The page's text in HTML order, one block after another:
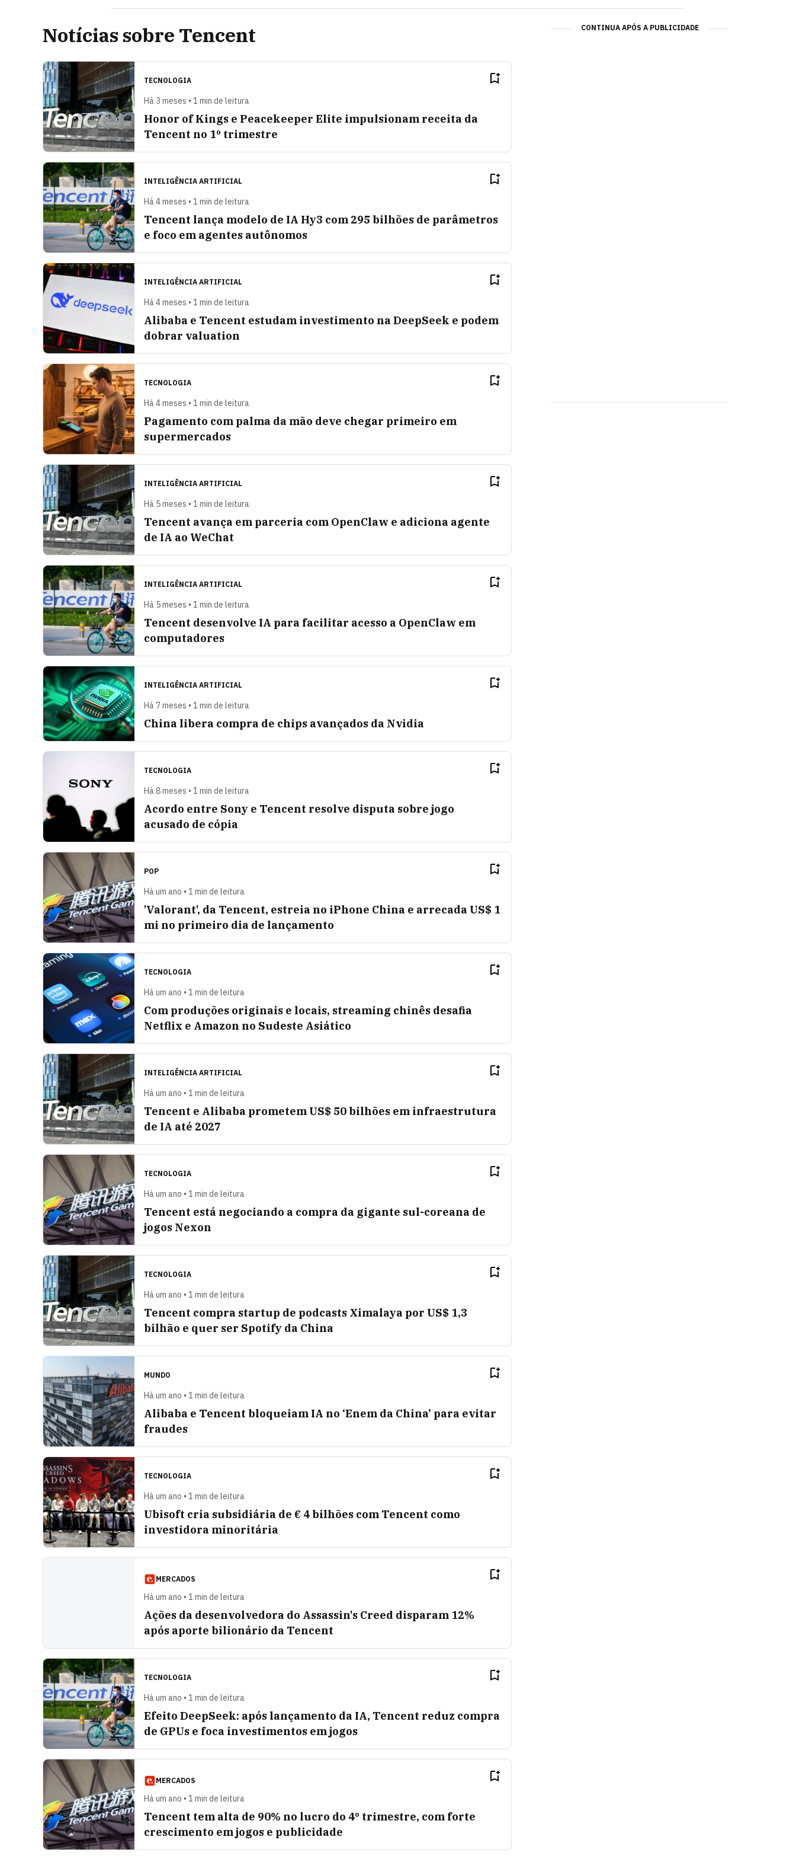
Notícias sobre Tencent
TECNOLOGIA
Há 3 meses • 1 min de leitura
Honor of Kings e Peacekeeper Elite impulsionam receita da
Tencent no 1º trimestre
INTELIGÊNCIA ARTIFICIAL
Há 4 meses • 1 min de leitura
Tencent lança modelo de IA Hy3 com 295 bilhões de parâmetros
e foco em agentes autônomos
INTELIGÊNCIA ARTIFICIAL
Há 4 meses • 1 min de leitura
Alibaba e Tencent estudam investimento na DeepSeek e podem
dobrar valuation
TECNOLOGIA
Há 4 meses • 1 min de leitura
Pagamento com palma da mão deve chegar primeiro em
supermercados
INTELIGÊNCIA ARTIFICIAL
Há 5 meses • 1 min de leitura
Tencent avança em parceria com OpenClaw e adiciona agente
de IA ao WeChat
INTELIGÊNCIA ARTIFICIAL
Há 5 meses • 1 min de leitura
Tencent desenvolve IA para facilitar acesso a OpenClaw em
computadores
INTELIGÊNCIA ARTIFICIAL
Há 7 meses • 1 min de leitura
China libera compra de chips avançados da Nvidia
TECNOLOGIA
Há 8 meses • 1 min de leitura
Acordo entre Sony e Tencent resolve disputa sobre jogo
acusado de cópia
POP
Há um ano • 1 min de leitura
'Valorant', da Tencent, estreia no iPhone China e arrecada US$ 1
mi no primeiro dia de lançamento
TECNOLOGIA
Há um ano • 1 min de leitura
Com produções originais e locais, streaming chinês desafia
Netflix e Amazon no Sudeste Asiático
INTELIGÊNCIA ARTIFICIAL
Há um ano • 1 min de leitura
Tencent e Alibaba prometem US$ 50 bilhões em infraestrutura
de IA até 2027
TECNOLOGIA
Há um ano • 1 min de leitura
Tencent está negociando a compra da gigante sul-coreana de
jogos Nexon
TECNOLOGIA
Há um ano • 1 min de leitura
Tencent compra startup de podcasts Ximalaya por US$ 1,3
bilhão e quer ser Spotify da China
MUNDO
Há um ano • 1 min de leitura
Alibaba e Tencent bloqueiam IA no ‘Enem da China’ para evitar
fraudes
TECNOLOGIA
Há um ano • 1 min de leitura
Ubisoft cria subsidiária de € 4 bilhões com Tencent como
investidora minoritária
MERCADOS
Há um ano • 1 min de leitura
Ações da desenvolvedora do Assassin's Creed disparam 12%
após aporte bilionário da Tencent
TECNOLOGIA
Há um ano • 1 min de leitura
Efeito DeepSeek: após lançamento da IA, Tencent reduz compra
de GPUs e foca investimentos em jogos
MERCADOS
Há um ano • 1 min de leitura
Tencent tem alta de 90% no lucro do 4º trimestre, com forte
crescimento em jogos e publicidade
CONTINUA APÓS A PUBLICIDADE